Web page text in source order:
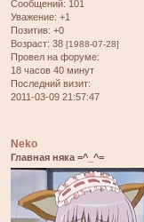
Сообщений: 101
Уважение: +1
Позитив: +0
Возраст: 38 [1988-07-28]
Провел на форуме:
18 часов 40 минут
Последний визит:
2011-03-09 21:57:47
Neko
Главная няка =^_^=